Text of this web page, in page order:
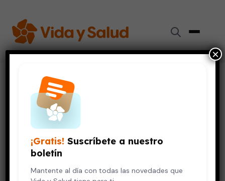
Vida Saludable
Los “ejerjuegos”: una alternativa para vencer al
sedentarismo
VIDA SALUDABLE
Los “ejerjuegos”: una
alternativa para vencer al
sedentarismo
¡Gratis! Suscríbete a nuestro
boletín
Mantente al día con todas las novedades que
×